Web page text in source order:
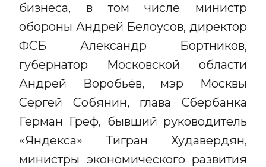
бизнеса, в том числе министр
обороны Андрей Белоусов, директор
ФСБ Александр Бортников,
губернатор Московской области
Андрей Воробьёв, мэр Москвы
Сергей Собянин, глава Сбербанка
Герман Греф, бывший руководитель
«Яндекса» Тигран Худавердян,
министры экономического развития